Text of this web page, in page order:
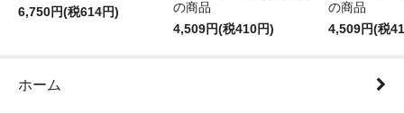
6,750円(税614円)
の商品
4,509円(税410円)
の商品
4,509円(税
ホーム